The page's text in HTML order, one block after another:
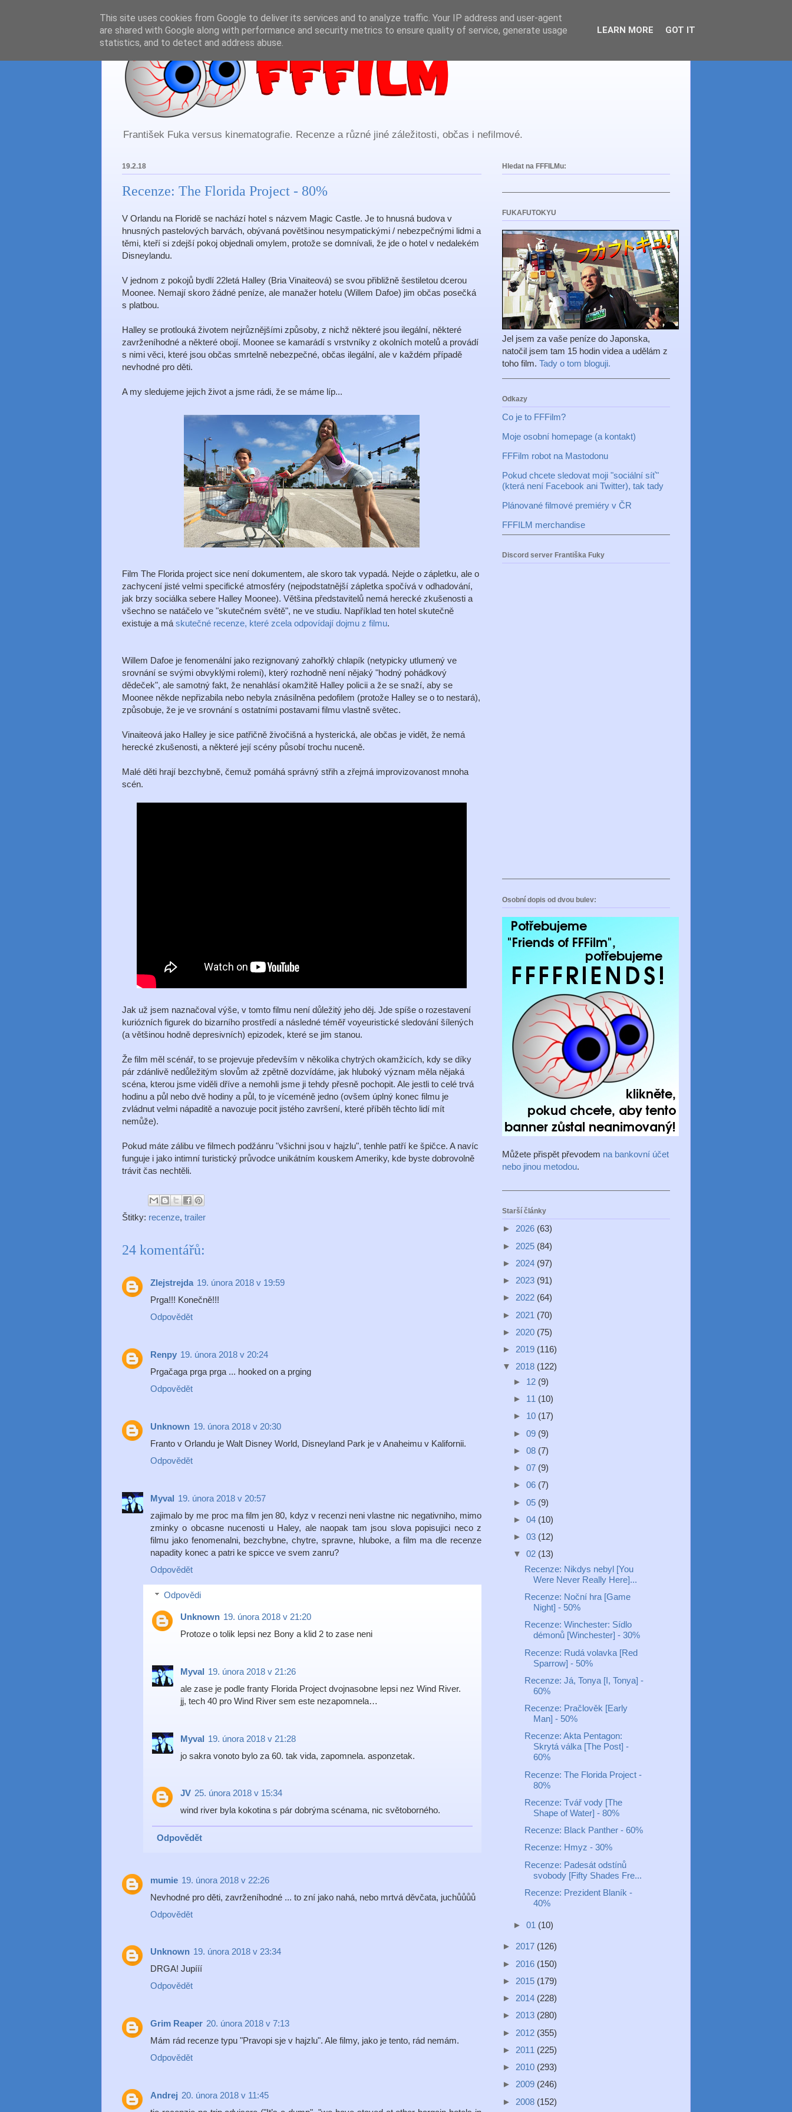
František Fuka versus kinematografie. Recenze a různé jiné záležitosti, občas i nefilmové.
19.2.18
Recenze: The Florida Project - 80%
V Orlandu na Floridě se nachází hotel s názvem Magic Castle. Je to hnusná budova v
hnusných pastelových barvách, obývaná povětšinou nesympatickými / nebezpečnými lidmi a
těmi, kteří si zdejší pokoj objednali omylem, protože se domnívali, že jde o hotel v nedalekém
Disneylandu.
V jednom z pokojů bydlí 22letá Halley (Bria Vinaiteová) se svou přibližně šestiletou dcerou
Moonee. Nemají skoro žádné peníze, ale manažer hotelu (Willem Dafoe) jim občas posečká
s platbou.
Halley se protlouká životem nejrůznějšími způsoby, z nichž některé jsou ilegální, některé
zavrženíhodné a některé obojí. Moonee se kamarádí s vrstvníky z okolních motelů a provádí
s nimi věci, které jsou občas smrtelně nebezpečné, občas ilegální, ale v každém případě
nevhodné pro děti.
A my sledujeme jejich život a jsme rádi, že se máme líp...
Film The Florida project sice není dokumentem, ale skoro tak vypadá. Nejde o zápletku, ale o
zachycení jisté velmi specifické atmosféry (nejpodstatnější zápletka spočívá v odhadování,
jak brzy sociálka sebere Halley Moonee). Většina představitelů nemá herecké zkušenosti a
všechno se natáčelo ve "skutečném světě", ne ve studiu. Například ten hotel skutečně
existuje a má skutečné recenze, které zcela odpovídají dojmu z filmu.
Willem Dafoe je fenomenální jako rezignovaný zahořklý chlapík (netypicky utlumený ve
srovnání se svými obvyklými rolemi), který rozhodně není nějaký "hodný pohádkový
dědeček", ale samotný fakt, že nenahlásí okamžitě Halley policii a že se snaží, aby se
Moonee někde nepřizabila nebo nebyla znásilněna pedofilem (protože Halley se o to nestará),
způsobuje, že je ve srovnání s ostatními postavami filmu vlastně světec.
Vinaiteová jako Halley je sice patřičně živočišná a hysterická, ale občas je vidět, že nemá
herecké zkušenosti, a některé její scény působí trochu nuceně.
Malé děti hrají bezchybně, čemuž pomáhá správný střih a zřejmá improvizovanost mnoha
scén.
Jak už jsem naznačoval výše, v tomto filmu není důležitý jeho děj. Jde spíše o rozestavení
kuriózních figurek do bizarního prostředí a následné téměř voyeuristické sledování šílených
(a většinou hodně depresivních) epizodek, které se jim stanou.
Že film měl scénář, to se projevuje především v několika chytrých okamžicích, kdy se díky
pár zdánlivě nedůležitým slovům až zpětně dozvídáme, jak hluboký význam měla nějaká
scéna, kterou jsme viděli dříve a nemohli jsme ji tehdy přesně pochopit. Ale jestli to celé trvá
hodinu a půl nebo dvě hodiny a půl, to je víceméně jedno (ovšem úplný konec filmu je
zvládnut velmi nápaditě a navozuje pocit jistého završení, které příběh těchto lidí mít
nemůže).
Pokud máte zálibu ve filmech podžánru "všichni jsou v hajzlu", tenhle patří ke špičce. A navíc
funguje i jako intimní turistický průvodce unikátním kouskem Ameriky, kde byste dobrovolně
trávit čas nechtěli.
Štitky: recenze, trailer
24 komentářů:
Zlejstrejda 19. února 2018 v 19:59
Prga!!! Konečně!!!
Odpovědět
Renpy 19. února 2018 v 20:24
Prgačaga prga prga ... hooked on a prging
Odpovědět
Unknown 19. února 2018 v 20:30
Franto v Orlandu je Walt Disney World, Disneyland Park je v Anaheimu v Kalifornii.
Odpovědět
Myval 19. února 2018 v 20:57
zajimalo by me proc ma film jen 80, kdyz v recenzi neni vlastne nic negativniho, mimo
zminky o obcasne nucenosti u Haley, ale naopak tam jsou slova popisujici neco z
filmu jako fenomenalni, bezchybne, chytre, spravne, hluboke, a film ma dle recenze
napadity konec a patri ke spicce ve svem zanru?
Odpovědět
Odpovědi
Unknown 19. února 2018 v 21:20
Protoze o tolik lepsi nez Bony a klid 2 to zase neni
Myval 19. února 2018 v 21:26
ale zase je podle franty Florida Project dvojnasobne lepsi nez Wind River.
jj, tech 40 pro Wind River sem este nezapomnela…
Myval 19. února 2018 v 21:28
jo sakra vonoto bylo za 60. tak vida, zapomnela. asponzetak.
JV 25. února 2018 v 15:34
wind river byla kokotina s pár dobrýma scénama, nic světoborného.
Odpovědět
mumie 19. února 2018 v 22:26
Nevhodné pro děti, zavrženíhodné ... to zní jako nahá, nebo mrtvá děvčata, juchůůůů
Odpovědět
Unknown 19. února 2018 v 23:34
DRGA! Jupííí
Odpovědět
Grim Reaper 20. února 2018 v 7:13
Mám rád recenze typu "Pravopi sje v hajzlu". Ale filmy, jako je tento, rád nemám.
Odpovědět
Andrej 20. února 2018 v 11:45
Hledat na FFFILMu:
FUKAFUTOKYU
Jel jsem za vaše peníze do Japonska,
natočil jsem tam 15 hodin videa a udělám z
toho film. Tady o tom bloguji.
Odkazy
Co je to FFFilm?
Moje osobní homepage (a kontakt)
FFFilm robot na Mastodonu
Pokud chcete sledovat moji "sociální síť"
(která není Facebook ani Twitter), tak tady
Plánované filmové premiéry v ČR
FFFILM merchandise
Discord server Františka Fuky
Osobní dopis od dvou bulev:
Můžete přispět převodem na bankovní účet
nebo jinou metodou.
Starší články
► 2026 (63)
► 2025 (84)
► 2024 (97)
► 2023 (91)
► 2022 (64)
► 2021 (70)
► 2020 (75)
► 2019 (116)
▼ 2018 (122)
► 12 (9)
► 11 (10)
► 10 (17)
► 09 (9)
► 08 (7)
► 07 (9)
► 06 (7)
► 05 (9)
► 04 (10)
► 03 (12)
▼ 02 (13)
Recenze: Nikdys nebyl [You
Were Never Really Here]...
Recenze: Noční hra [Game
Night] - 50%
Recenze: Winchester: Sídlo
démonů [Winchester] - 30%
Recenze: Rudá volavka [Red
Sparrow] - 50%
Recenze: Já, Tonya [I, Tonya] -
60%
Recenze: Pračlověk [Early
Man] - 50%
Recenze: Akta Pentagon:
Skrytá válka [The Post] -
60%
Recenze: The Florida Project -
80%
Recenze: Tvář vody [The
Shape of Water] - 80%
Recenze: Black Panther - 60%
Recenze: Hmyz - 30%
Recenze: Padesát odstínů
svobody [Fifty Shades Fre...
Recenze: Prezident Blaník -
40%
► 01 (10)
► 2017 (126)
► 2016 (150)
► 2015 (179)
► 2014 (228)
► 2013 (280)
► 2012 (355)
► 2011 (225)
► 2010 (293)
► 2009 (246)
► 2008 (152)
This site uses cookies from Google to deliver its services and to analyze traffic. Your IP address and user-agent
are shared with Google along with performance and security metrics to ensure quality of service, generate usage
statistics, and to detect and address abuse.
LEARN MORE GOT IT